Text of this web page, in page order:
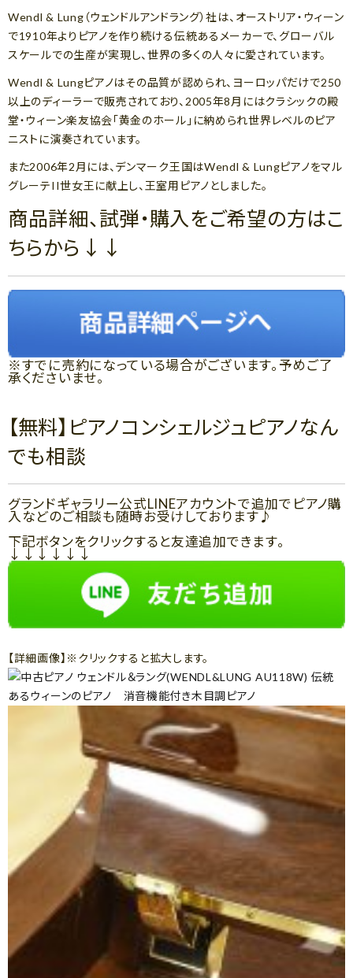
Wendl & Lung（ウェンドルアンドラング）社は、オーストリア・ウィーン
で1910年よりピアノを作り続ける伝統あるメーカーで、グローバル
スケールでの生産が実現し、世界の多くの人々に愛されています。
Wendl & Lungピアノはその品質が認められ、ヨーロッパだけで250
以上のディーラーで販売されており、2005年8月にはクラシックの殿
堂・ウィーン楽友協会「黄金のホール」に納められ世界レベルのピア
ニストに演奏されています。
また2006年2月には、デンマーク王国はWendl & Lungピアノをマル
グレーテII世女王に献上し、王室用ピアノとしました。
商品詳細、試弾・購入をご希望の方はこ
ちらから↓↓
※すでに売約になっている場合がございます。予めご了
承くださいませ。
【無料】ピアノコンシェルジュピアノなん
でも相談
グランドギャラリー公式LINEアカウントで追加でピアノ購
入などのご相談も随時お受けしております♪
下記ボタンをクリックすると友達追加できます。
↓↓↓↓↓↓
【詳細画像】※クリックすると拡大します。